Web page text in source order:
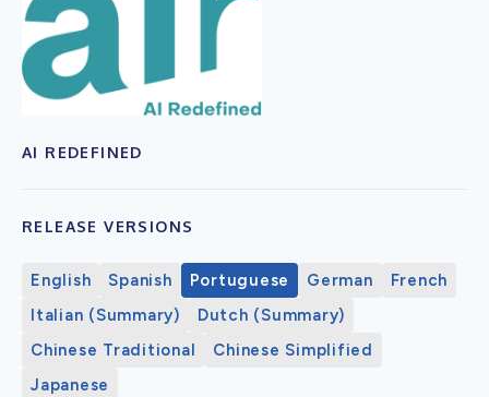
AI REDEFINED
RELEASE VERSIONS
English Spanish Portuguese German
French
Italian (Summary)
Dutch (Summary)
Chinese Traditional
Chinese Simplified
Japanese